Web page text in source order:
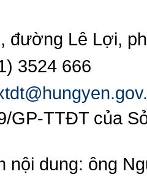
đường Lê Lợi,
3524 666
GP-TTĐT của
nội dung: ông